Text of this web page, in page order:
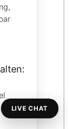
LIVE CHAT